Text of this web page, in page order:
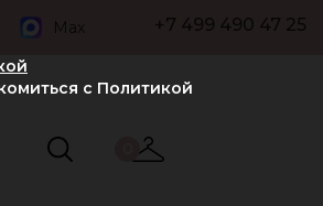
Max +7 499 490 47 25
с Политикой